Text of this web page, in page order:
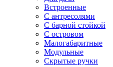
Встроенные
С антресолями
С барной стойкой
С островом
Малогабаритные
Модульные
Скрытые ручки